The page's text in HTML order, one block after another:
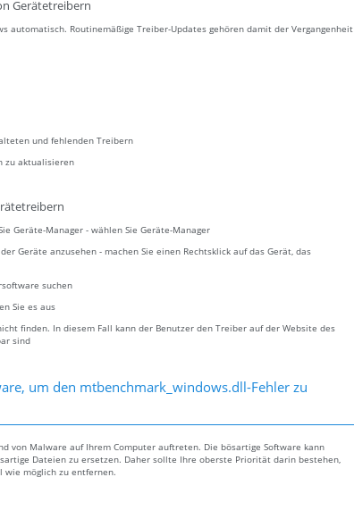
Gerätetreibern
Routinemäßige Treiber-Updates gehören damit der Vergangenheit
und fehlenden Treibern
zu aktualisieren
Geräte-Manager - wählen Sie Geräte-Manager
Geräte anzusehen - machen Sie einen Rechtsklick auf das Gerät, das
suchen
Sie es aus
finden. In diesem Fall kann der Benutzer den Treiber auf der Website des
sind
um den mtbenchmark_windows.dll-Fehler zu
von Malware auf Ihrem Computer auftreten. Die bösartige Software kann
Dateien zu ersetzen. Daher sollte Ihre oberste Priorität darin bestehen,
wie möglich zu entfernen.